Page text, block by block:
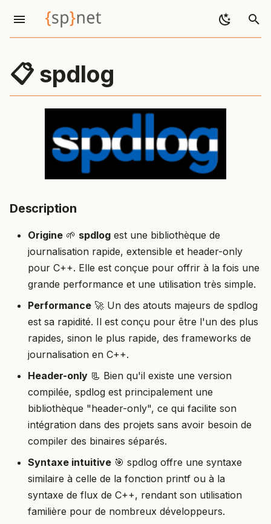
I
z
Description
Compilation
Linux
Installation
📋 spdlog
Description
Origine 🌱 spdlog est une bibliothèque de
journalisation rapide, extensible et header-only
pour C++. Elle est conçue pour offrir à la fois une
grande performance et une utilisation très simple.
Performance 🚀 Un des atouts majeurs de spdlog
est sa rapidité. Il est conçu pour être l'un des plus
rapides, sinon le plus rapide, des frameworks de
journalisation en C++.
Header-only 📃 Bien qu'il existe une version
compilée, spdlog est principalement une
bibliothèque "header-only", ce qui facilite son
intégration dans des projets sans avoir besoin de
compiler des binaires séparés.
Syntaxe intuitive 🎯 spdlog offre une syntaxe
similaire à celle de la fonction printf ou à la
syntaxe de flux de C++, rendant son utilisation
familière pour de nombreux développeurs.